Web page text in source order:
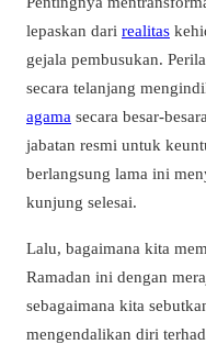
lepaskan dari realitas
gejala pembusukan.
secara telanjang
agama secara besar-
jabatan resmi untuk
berlangsung lama ini
kunjung selesai.
Lalu, bagaimana kita
Ramadan ini dengan
sebagaimana kita
mengendalikan diri